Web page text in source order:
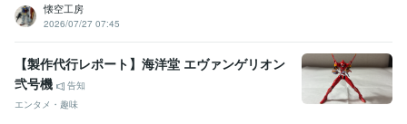
懐空工房
2026/07/27 07:45
【製作代行レポート】海洋堂 エヴァンゲリオン
弐号機
告知
エンタメ・趣味